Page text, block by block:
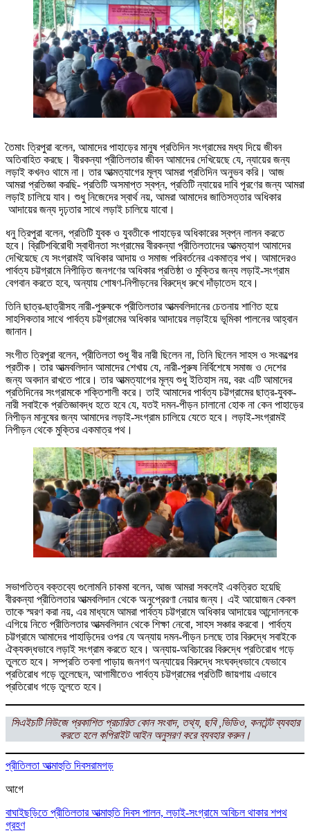
তৈমাং ত্রিপুরা বলেন, আমাদের পাহাড়ের মানুষ প্রতিদিন সংগ্রামের মধ্য দিয়ে জীবন
অতিবাহিত করছে। বীরকন্যা প্রীতিলতার জীবন আমাদের দেখিয়েছে যে, ন্যায়ের জন্য
লড়াই কখনও থামে না। তার আত্মত্যাগের মূল্য আমরা প্রতিদিন অনুভব করি। আজ
আমরা প্রতিজ্ঞা করছি- প্রতিটি অসমাপ্ত স্বপ্ন, প্রতিটি ন্যায়ের দাবি পূরণের জন্য আমরা
লড়াই চালিয়ে যাব। শুধু নিজেদের স্বার্থ নয়, আমরা আমাদের জাতিসত্তার অধিকার
আদায়ের জন্য দৃঢ়তার সাথে লড়াই চালিয়ে যাবো।
ধনু ত্রিপুরা বলেন, প্রতিটি যুবক ও যুবতীকে পাহাড়ের অধিকারের স্বপ্ন লালন করতে
হবে। ব্রিটিশবিরোধী স্বাধীনতা সংগ্রামের বীরকন্যা প্রীতিলতাদের আত্মত্যাগ আমাদের
দেখিয়েছে যে সংগ্রামই অধিকার আদায় ও সমাজ পরিবর্তনের একমাত্র পথ। আমাদেরও
পার্বত্য চট্টগ্রামে নিপীড়িত জনগণের অধিকার প্রতিষ্ঠা ও মুক্তির জন্য লড়াই-সংগ্রাম
বেগবান করতে হবে, অন্যায় শোষণ-নিপীড়নের বিরুদ্ধে রুখে দাঁড়াতেদ হবে।
তিনি ছাত্র-ছাত্রীসহ নারী-পুরুষকে প্রীতিলতার আত্মবলিদানের চেতনায় শাণিত হয়ে
সাহসিকতার সাথে পার্বত্য চট্টগ্রামের অধিকার আদায়ের লড়াইয়ে ভূমিকা পালনের আহ্বান
জানান।
সংগীত ত্রিপুরা বলেন, প্রীতিলতা শুধু বীর নারী ছিলেন না, তিনি ছিলেন সাহস ও সংকল্পের
প্রতীক। তার আত্মবলিদান আমাদের শেখায় যে, নারী-পুরুষ নির্বিশেষে সমাজ ও দেশের
জন্য অবদান রাখতে পারে। তার আত্মত্যাগের মূল্য শুধু ইতিহাস নয়, বরং এটি আমাদের
প্রতিদিনের সংগ্রামকে শক্তিশালী করে। তাই আমাদের পার্বত্য চট্টগ্রামের ছাত্র-যুবক-
নারী সবাইকে প্রতিজ্ঞাবদ্ধ হতে হবে যে, যতই দমন-পীড়ন চালানো হোক না কেন পাহাড়ের
নিপীড়ন মানুষের জন্য আমাদের লড়াই-সংগ্রাম চালিয়ে যেতে হবে। লড়াই-সংগ্রামই
নিপীড়ন থেকে মুক্তির একমাত্র পথ।
সভাপতিত্ব বক্তব্যে গুলোমনি চাকমা বলেন, আজ আমরা সকলেই একত্রিত হয়েছি
বীরকন্যা প্রীতিলতার আত্মবলিদান থেকে অনুপ্রেরণা নেয়ার জন্য। এই আয়োজন কেবল
তাকে স্মরণ করা নয়, এর মাধ্যমে আমরা পার্বত্য চট্টগ্রামে অধিকার আদায়ের আন্দোলনকে
এগিয়ে নিতে প্রীতিলতার আত্মবলিদান থেকে শিক্ষা নেবো, সাহস সঞ্চার করবো। পার্বত্য
চট্টগ্রামে আমাদের পাহাড়িদের ওপর যে অন্যায় দমন-পীড়ন চলছে তার বিরুদ্ধে সবাইকে
ঐক্যবদ্ধভাবে লড়াই সংগ্রাম করতে হবে। অন্যায়-অবিচারের বিরুদ্ধে প্রতিরোধ গড়ে
তুলতে হবে। সম্প্রতি তবলা পাড়ায় জনগণ অন্যায়ের বিরুদ্ধে সংঘবদ্ধভাবে যেভাবে
প্রতিরোধ গড়ে তুলেছেন, আগামীতেও পার্বত্য চট্টগ্রামের প্রতিটি জায়গায় এভাবে
প্রতিরোধ গড়ে তুলতে হবে।
সিএইচটি নিউজে প্রকাশিত প্রচারিত কোন সংবাদ, তথ্য, ছবি ,ভিডিও, কনটেন্ট ব্যবহার
করতে হলে কপিরাইট আইন অনুসরণ করে ব্যবহার করুন।
প্রীতিলতা আত্মাহুতি দিবসরামগড়
আগে
বাঘাইছড়িতে প্রীতিলতার আত্মাহুতি দিবস পালন, লড়াই-সংগ্রামে অবিচল থাকার শপথ
গ্রহণ